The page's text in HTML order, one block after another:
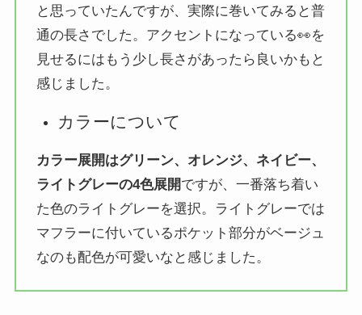
と思っていたんですが、実際に巻いてみると普
通の長さでした。アクセントになっている👀を
見せるにはもう少し長さがあったら良いかもと
感じました。
カラーについて
カラー展開はグリーン、オレンジ、ネイビー、
ライトグレーの4色展開ですが、一番落ち着い
た色のライトグレーを選択。ライトグレーでは
マフラーに付いているポケット部分がベージュ
なのも配色が可愛いなと感じました。